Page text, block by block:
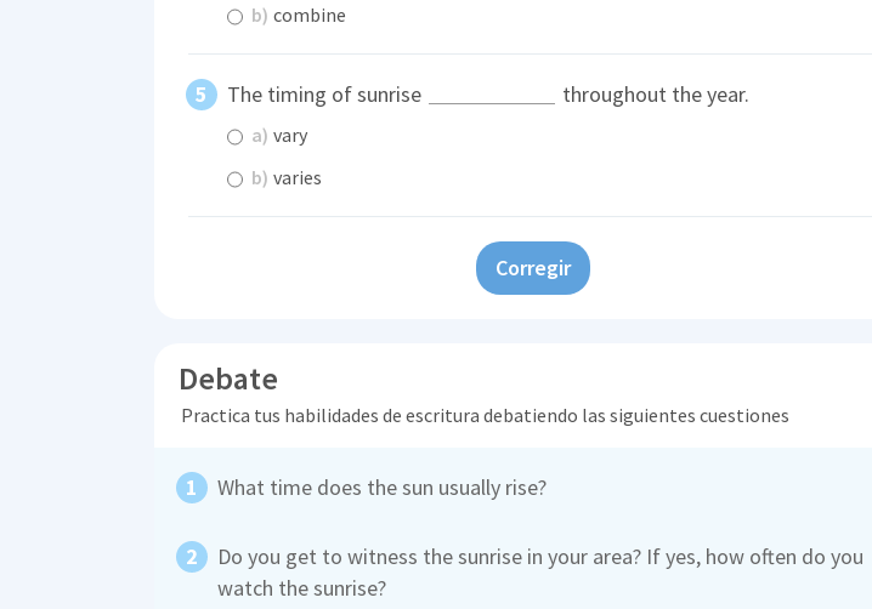
b) combine
The timing of sunrise throughout the year.
a) vary
b) varies
Corregir
Debate
Practica tus habilidades de escritura debatiendo las siguientes cuestiones
What time does the sun usually rise?
Do you get to witness the sunrise in your area? If yes, how often do you
watch the sunrise?